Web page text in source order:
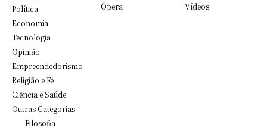
Política
Economia
Tecnologia
Opinião
Empreendedorismo
Religião e Fé
Ciência e Saúde
Outras Categorias
Filosofia
Ópera
Vídeos